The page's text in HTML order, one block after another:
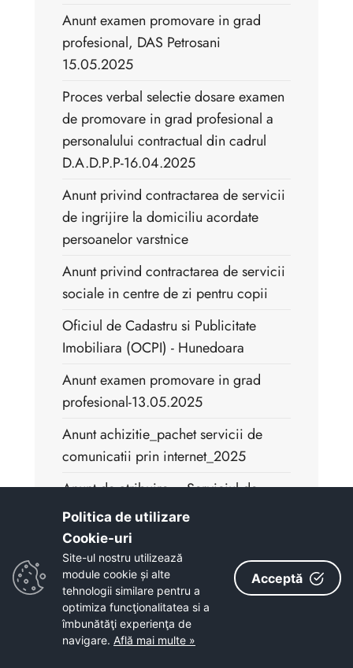
Anunt examen promovare in grad
profesional, DAS Petrosani
15.05.2025
Proces verbal selectie dosare examen
de promovare in grad profesional a
personalului contractual din cadrul
D.A.D.P.P-16.04.2025
Anunt privind contractarea de servicii
de ingrijire la domiciliu acordate
persoanelor varstnice
Anunt privind contractarea de servicii
sociale in centre de zi pentru copii
Oficiul de Cadastru si Publicitate
Imobiliara (OCPI) - Hunedoara
Anunt examen promovare in grad
profesional-13.05.2025
Anunt achizitie_pachet servicii de
comunicatii prin internet_2025
Anunt de atribuire - „Serviciul de
furnizare zilnică a unui suport
alimentar constând în masa caldă, în
regim catering, acordat preșcolarilor
și elevilor Liceului Tehnologic
„Dimitrie Leonida” Petroșani în cadrul
Programul național „Masa sănătoasă”,
pentru anul 2025. ”
Politica de utilizare
Cookie-uri‎
Site-ul nostru utilizează
module cookie și alte
tehnologii similare pentru a
optimiza funcţionalitatea si a
îmbunătăţi experienţa de
navigare. Află mai multe »
Acceptă